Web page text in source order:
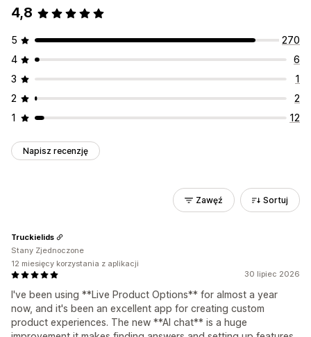
4,8
5
270
4
6
3
1
2
2
1
12
Napisz recenzję
Zawęź Sortuj
30 lipiec 2026
I've been using **Live Product Options** for almost a year
now, and it's been an excellent app for creating custom
product experiences. The new **AI chat** is a huge
Truckielids
Stany Zjednoczone
12 miesięcy korzystania z aplikacji